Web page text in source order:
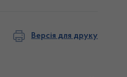
Версія для друку